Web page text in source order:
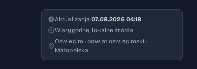
Aktualizacja:07.08.2026 04:18
Wiarygodne, lokalne źródła
Oświęcim · powiat oświęcimski ·
Małopolska